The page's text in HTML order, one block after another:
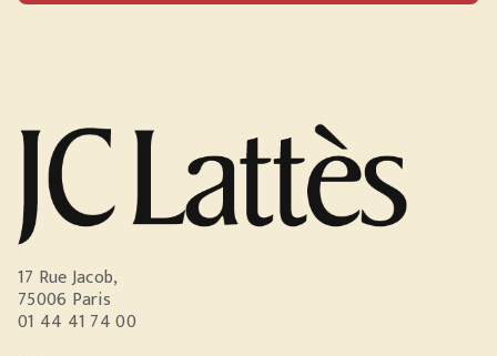
17 Rue Jacob,
75006 Paris
01 44 41 74 00